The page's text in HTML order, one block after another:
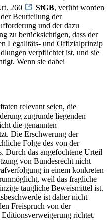
260
StGB, verübt worden
Beurteilung der
und der dazu
zu berücksichtigen, dass der
Legalitäts- und Offizialprinzip
verpflichtet ist, und sie
Wenn sie dabei
relevant seien, die
zugrunde liegenden
die genannten
Die Erschwerung der
Folge des von der
Durch das angefochtene Urteil
von Bundesrecht nicht
in einem konkreten
weil das fragliche
taugliche Beweismittel ist.
ist daher nicht
Freispruch von der
richtet.